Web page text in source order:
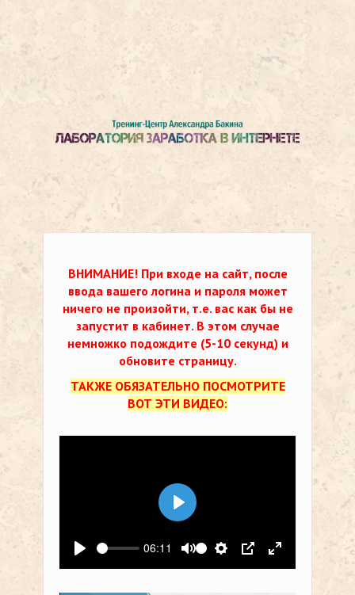
ВНИМАНИЕ! При входе на сайт, после
ввода вашего логина и пароля может
ничего не произойти, т.е. вас как бы не
запустит в кабинет. В этом случае
немножко подождите (5-10 секунд) и
обновите страницу.
ТАКЖЕ ОБЯЗАТЕЛЬНО ПОСМОТРИТЕ
ВОТ ЭТИ ВИДЕО:
Воспроизвести
06:11
Выключить звук
Настройки
PIP На весь
Воспроизвести